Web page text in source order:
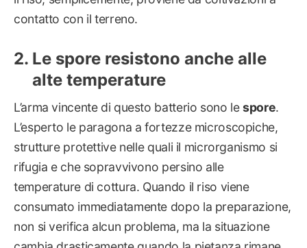
contatto con il terreno.
Le spore resistono anche alle
alte temperature
L’arma vincente di questo batterio sono lespore.
L’esperto le paragona a fortezze microscopiche,
strutture protettive nelle quali il microrganismo si
rifugia e che sopravvivono persino alle
temperature di cottura. Quando il riso viene
consumato immediatamente dopo la preparazione,
non si verifica alcun problema, ma la situazione